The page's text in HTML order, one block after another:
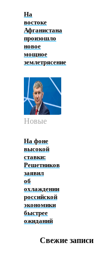
На
востоке
Афганистана
произошло
новое
мощное
землетрясение
Новые
На фоне
высокой
ставки:
Решетников
заявил
об
охлаждении
российской
экономики
быстрее
ожиданий
Свежие записи